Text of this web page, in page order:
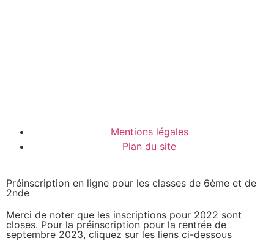
Mentions légales
Plan du site
Préinscription en ligne pour les classes de 6ème et de
2nde
Merci de noter que les inscriptions pour 2022 sont
closes. Pour la préinscription pour la rentrée de
septembre 2023, cliquez sur les liens ci-dessous